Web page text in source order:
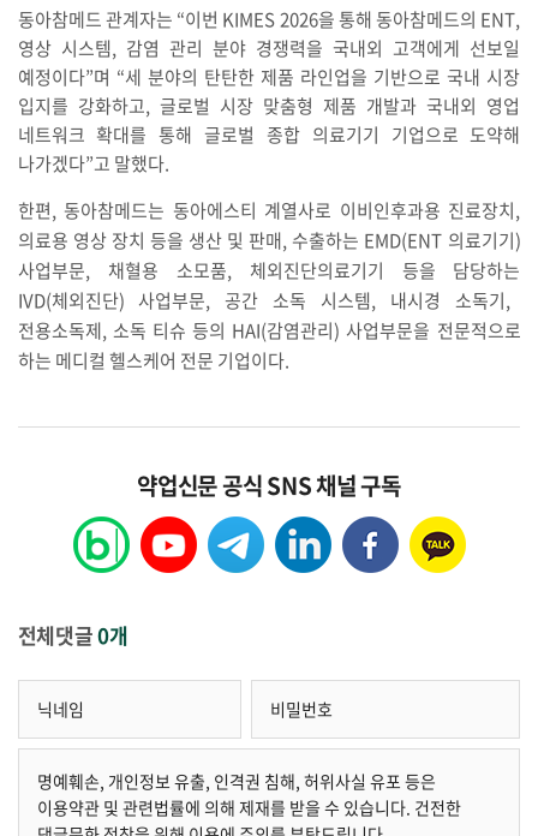
동아참메드 관계자는 “이번 KIMES 2026을 통해 동아참메드의 ENT,
영상 시스템, 감염 관리 분야 경쟁력을 국내외 고객에게 선보일
예정이다”며 “세 분야의 탄탄한 제품 라인업을 기반으로 국내 시장
입지를 강화하고, 글로벌 시장 맞춤형 제품 개발과 국내외 영업
네트워크 확대를 통해 글로벌 종합 의료기기 기업으로 도약해
나가겠다”고 말했다.
한편, 동아참메드는 동아에스티 계열사로 이비인후과용 진료장치,
의료용 영상 장치 등을 생산 및 판매, 수출하는 EMD(ENT 의료기기)
사업부문, 채혈용 소모품, 체외진단의료기기 등을
담당하는
IVD(체외진단)사업부문,공간 소독 시스템, 내시경 소독기,
전용소독제, 소독 티슈 등의 HAI(감염관리)사업부문을 전문적으로
하는 메디컬 헬스케어 전문 기업이다.
약업신문 공식 SNS 채널 구독
전체댓글0개